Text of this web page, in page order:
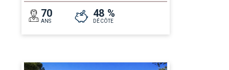
70
ANS
48 %
DÉCÔTE